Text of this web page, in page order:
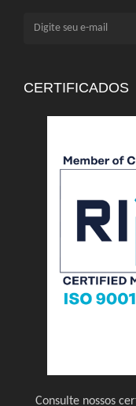
CERTIFICADOS
Consulte nossos